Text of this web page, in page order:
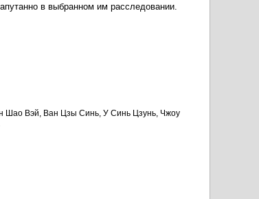
в выбранном им расследовании.
Вэй, Ван Цзы Синь, У Синь Цзунь, Чжоу